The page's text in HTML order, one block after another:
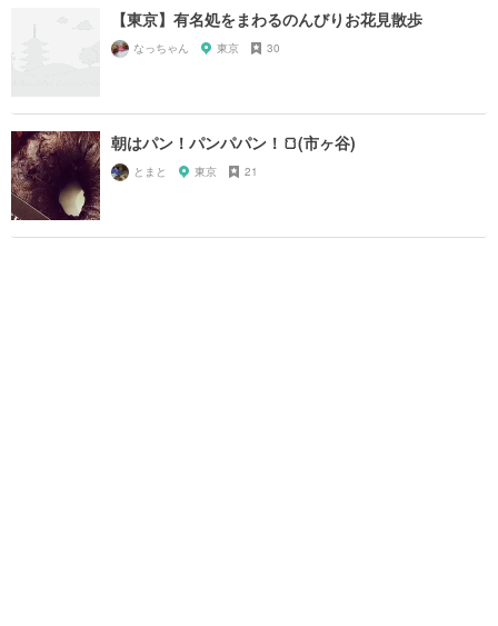
【東京】有名処をまわるのんびりお花見散歩
なっちゃん 東京 30
朝はパン！パンパパン！🍞(市ヶ谷)
とまと 東京 21